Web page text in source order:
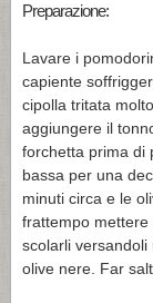
Preparazione:
Lavare i
capiente
cipolla tritata
aggiungere il
forchetta prima di
bassa per una
minuti circa e le
frattempo
scolarli
olive nere. Far